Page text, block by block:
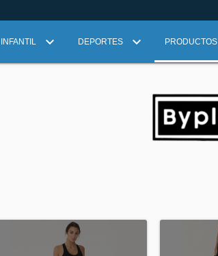
INFANTIL DEPORTES PRODUCTOS